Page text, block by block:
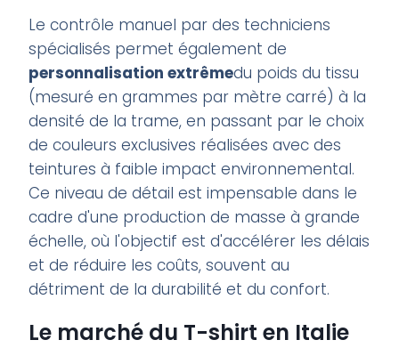
Le contrôle manuel par des techniciens
spécialisés permet également de
personnalisation extrêmedu poids du tissu
(mesuré en grammes par mètre carré) à la
densité de la trame, en passant par le choix
de couleurs exclusives réalisées avec des
teintures à faible impact environnemental.
Ce niveau de détail est impensable dans le
cadre d'une production de masse à grande
échelle, où l'objectif est d'accélérer les délais
et de réduire les coûts, souvent au
détriment de la durabilité et du confort.
Le marché du T-shirt en Italie